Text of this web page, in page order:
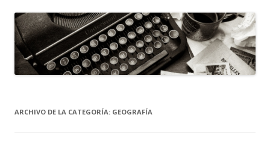
ARCHIVO DE LA CATEGORÍA: GEOGRAFÍA